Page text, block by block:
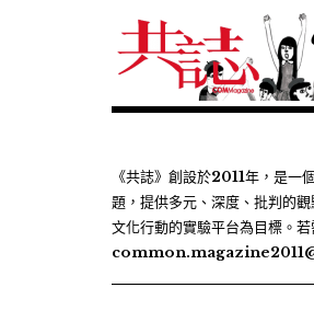
《共誌》創設於2011年，是一
題，提供多元、深度、批判的
文化行動的實驗平台為目標。